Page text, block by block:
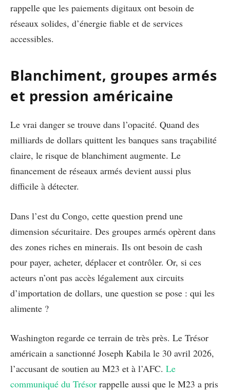
rappelle que les paiements digitaux ont besoin de
réseaux solides, d’énergie fiable et de services
accessibles.
Blanchiment, groupes armés
et pression américaine
Le vrai danger se trouve dans l’opacité. Quand des
milliards de dollars quittent les banques sans traçabilité
claire, le risque de blanchiment augmente. Le
financement de réseaux armés devient aussi plus
difficile à détecter.
Dans l’est du Congo, cette question prend une
dimension sécuritaire. Des groupes armés opèrent dans
des zones riches en minerais. Ils ont besoin de cash
pour payer, acheter, déplacer et contrôler. Or, si ces
acteurs n’ont pas accès légalement aux circuits
d’importation de dollars, une question se pose : qui les
alimente ?
Washington regarde ce terrain de très près. Le Trésor
américain a sanctionné Joseph Kabila le 30 avril 2026,
l’accusant de soutien au M23 et à l’AFC. Le
communiqué du Trésor rappelle aussi que le M23 a pris